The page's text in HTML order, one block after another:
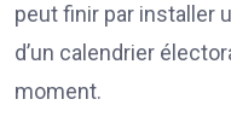
peut finir par installer
d’un calendrier
moment.